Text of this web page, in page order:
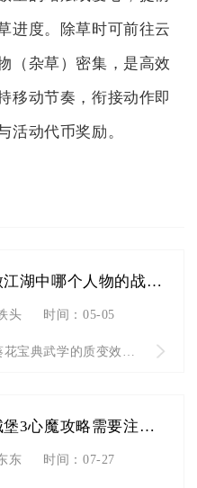
进度。除草时可前往云
（杂草）密集，是高效
移动节奏，衔接动作即
活动代币奖励。
新笑傲江湖中哪个人物的战斗能力表现最出色
头 时间：05-05
地下城堡3心魔攻略需要注意哪些隐藏敌人
东 时间：07-27